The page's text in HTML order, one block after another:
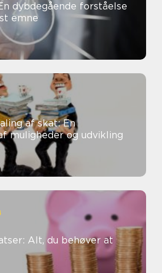
dybdegående forståelse
emne
af skat: En
muligheder og udvikling
Alt, du behøver at